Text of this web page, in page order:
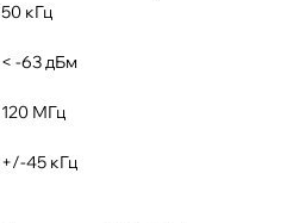
50 кГц
< -63 дБм
120 МГц
+/-45 кГц